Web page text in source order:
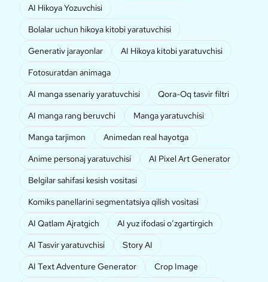
AI Hikoya Yozuvchisi
Bolalar uchun hikoya kitobi yaratuvchisi
Generativ jarayonlar
AI Hikoya kitobi yaratuvchisi
Fotosuratdan animaga
AI manga ssenariy yaratuvchisi
Qora-Oq tasvir filtri
AI manga rang beruvchi
Manga yaratuvchisi
Manga tarjimon
Animedan real hayotga
Anime personaj yaratuvchisi
AI Pixel Art Generator
Belgilar sahifasi kesish vositasi
Komiks panellarini segmentatsiya qilish vositasi
AI Qatlam Ajratgich
AI yuz ifodasi o‘zgartirgich
AI Tasvir yaratuvchisi
Story AI
AI Text Adventure Generator
Crop Image